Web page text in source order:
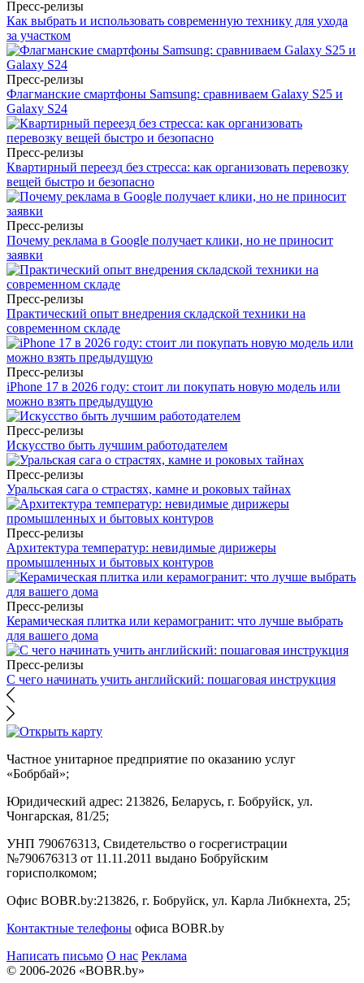
Пресс-релизы
Как выбрать и использовать современную технику для ухода
за участком
Пресс-релизы
Флагманские смартфоны Samsung: сравниваем Galaxy S25 и
Galaxy S24
Пресс-релизы
Квартирный переезд без стресса: как организовать перевозку
вещей быстро и безопасно
Пресс-релизы
Почему реклама в Google получает клики, но не приносит
заявки
Пресс-релизы
Практический опыт внедрения складской техники на
современном складе
Пресс-релизы
iPhone 17 в 2026 году: стоит ли покупать новую модель или
можно взять предыдущую
Пресс-релизы
Искусство быть лучшим работодателем
Пресс-релизы
Уральская сага о страстях, камне и роковых тайнах
Пресс-релизы
Архитектура температур: невидимые дирижеры
промышленных и бытовых контуров
Пресс-релизы
Керамическая плитка или керамогранит: что лучше выбрать
для вашего дома
Пресс-релизы
С чего начинать учить английский: пошаговая инструкция
Частное унитарное предприятие по оказанию услуг
«Бобрбай»;
Юридический адрес: 213826, Беларусь, г. Бобруйск, ул.
Чонгарская, 81/25;
УНП 790676313, Свидетельство о госрегистрации
№790676313 от 11.11.2011 выдано Бобруйским
горисполкомом;
Офис BOBR.by:213826, г. Бобруйск, ул. Карла Либкнехта, 25;
Контактные телефоны офиса BOBR.by
Написать письмо О нас Реклама
© 2006-2026 «BOBR.by»